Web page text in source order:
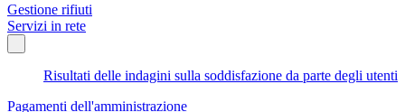
Gestione rifiuti
Servizi in rete
Risultati delle indagini sulla soddisfazione da parte degli utenti
Pagamenti dell'amministrazione